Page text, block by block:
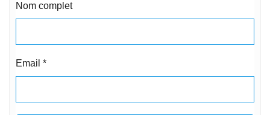
Nom complet
Email *